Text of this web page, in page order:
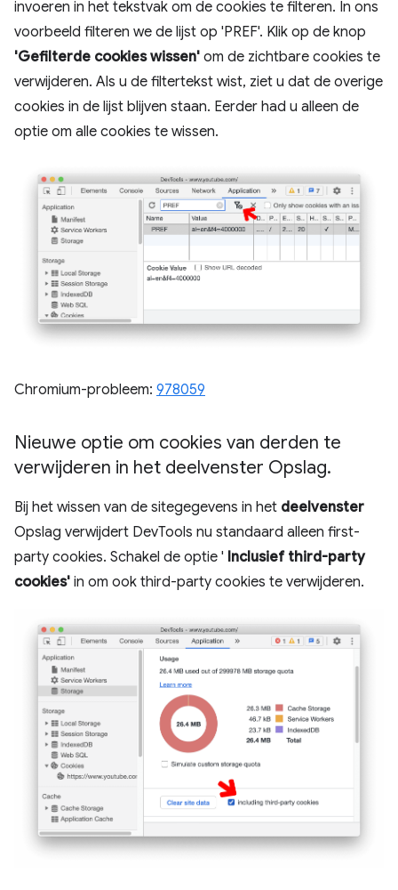
invoeren in het tekstvak om de cookies te filteren. In ons
voorbeeld filteren we de lijst op 'PREF'. Klik op de knop
'Gefilterde cookies wissen' om de zichtbare cookies te
verwijderen. Als u de filtertekst wist, ziet u dat de overige
cookies in de lijst blijven staan. Eerder had u alleen de
optie om alle cookies te wissen.
Chromium-probleem: 978059
Nieuwe optie om cookies van derden te
verwijderen in het deelvenster Opslag.
Bij het wissen van de sitegegevens in het deelvenster
Opslag verwijdert DevTools nu standaard alleen first-
party cookies. Schakel de optie ' Inclusief third-party
cookies' in om ook third-party cookies te verwijderen.